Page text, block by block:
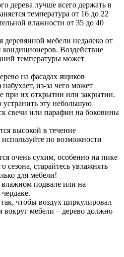
дерева лучше всего держать в
температура от 16 до 22
влажности от 35 до 40
деревянной мебели недалеко от
кондиционеров. Воздействие
температуры может
на фасадах ящиков
из-за чего может
при их открытии или закрытии.
устранить эту небольшую
свечи или парафин на боковины
высокой в течение
по возможности
очень сухим, особенно на пике
сезона, старайтесь увлажнять
для мебели!
подвале или на
чтобы воздух циркулировал
вокруг мебели – дерево должно